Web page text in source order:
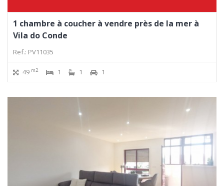
1 chambre à coucher à vendre près de la mer à
Vila do Conde
Ref.: PV11035
49 m2 1 1 1